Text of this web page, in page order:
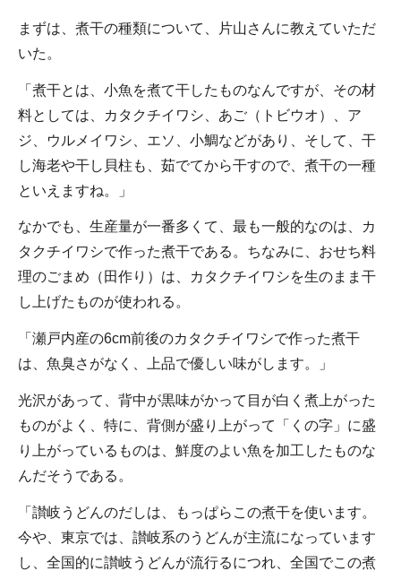
まずは、煮干の種類について、片山さんに教えていただ
いた。
「煮干とは、小魚を煮て干したものなんですが、その材
料としては、カタクチイワシ、あご（トビウオ）、ア
ジ、ウルメイワシ、エソ、小鯛などがあり、そして、干
し海老や干し貝柱も、茹でてから干すので、煮干の一種
といえますね。」
なかでも、生産量が一番多くて、最も一般的なのは、カ
タクチイワシで作った煮干である。ちなみに、おせち料
理のごまめ（田作り）は、カタクチイワシを生のまま干
し上げたものが使われる。
「瀬戸内産の6cm前後のカタクチイワシで作った煮干
は、魚臭さがなく、上品で優しい味がします。」
光沢があって、背中が黒味がかって目が白く煮上がった
ものがよく、特に、背側が盛り上がって「くの字」に盛
り上がっているものは、鮮度のよい魚を加工したものな
んだそうである。
「讃岐うどんのだしは、もっぱらこの煮干を使います。
今や、東京では、讃岐系のうどんが主流になっています
し、全国的に讃岐うどんが流行るにつれ、全国でこの煮